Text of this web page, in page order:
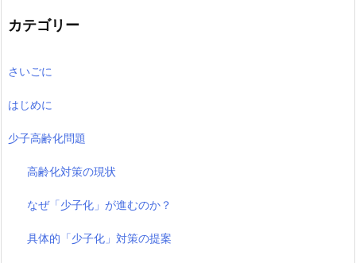
カテゴリー
さいごに
はじめに
少子高齢化問題
高齢化対策の現状
なぜ「少子化」が進むのか？
具体的「少子化」対策の提案